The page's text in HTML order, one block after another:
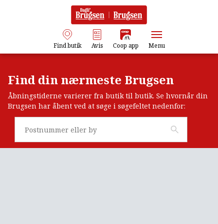
Find butik Avis Coop app Menu
Find din nærmeste Brugsen
Åbningstiderne varierer fra butik til butik. Se hvornår din
Brugsen har åbent ved at søge i søgefeltet nedenfor: